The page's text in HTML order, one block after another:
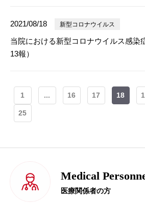
2021/08/18 新型コロナウイルス
当院における新型コロナウイルス感染
13報）
1 ... 16 17 18
25
Medical
医療関係者の方